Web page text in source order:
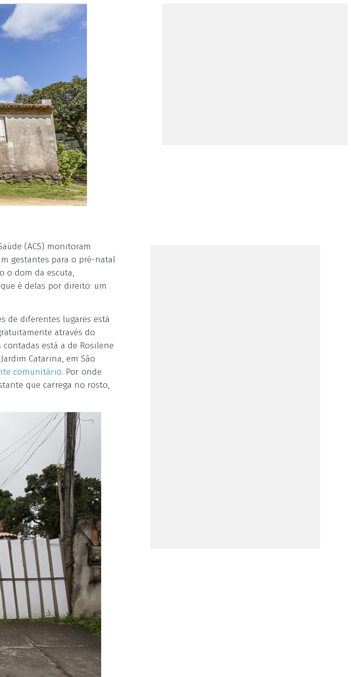
(ACS) monitoram
gestantes para o pré-natal
o dom da escuta,
é delas por direito: um
de diferentes lugares está
através do
está a de Rosilene
Catarina, em São
comunitário. Por onde
que carrega no rosto,